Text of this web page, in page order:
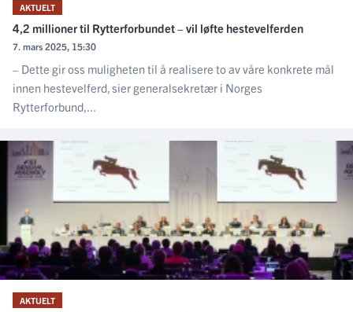
AKTUELT
4,2 millioner til Rytterforbundet – vil løfte hestevelferden
7. mars 2025, 15:30
– Dette gir oss muligheten til å realisere to av våre konkrete mål
innen hestevelferd, sier generalsekretær i Norges
Rytterforbund,...
AKTUELT